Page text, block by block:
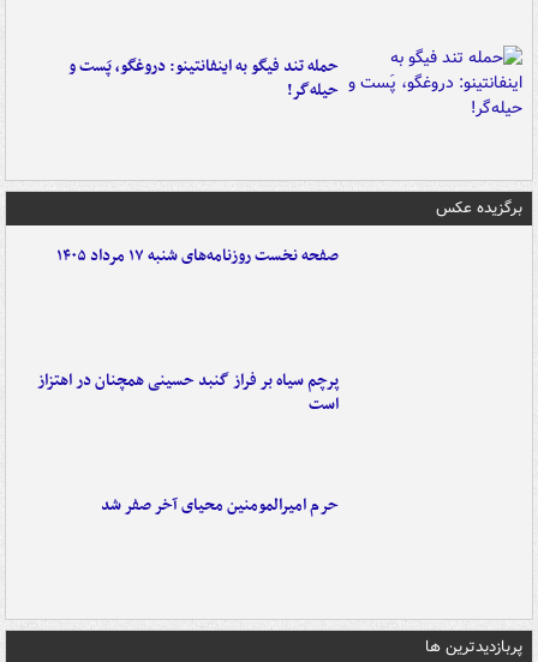
حمله تند فیگو به اینفانتینو: دروغگو، پَست‌ و
حیله‌گر!
برگزیده عکس
صفحه نخست روزنامه‌های شنبه ۱۷ مرداد ۱۴۰۵
پرچم سیاه بر فراز گنبد حسینی همچنان در اهتزاز
است
حرم امیرالمومنین محیای آخر صفر شد
پربازدیدترین ها